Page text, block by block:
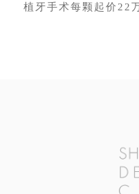
植⽛⼿术每颗起价22